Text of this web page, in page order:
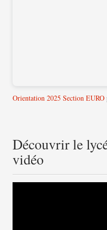
Orientation 2025 Section EURO
Découvrir le
vidéo